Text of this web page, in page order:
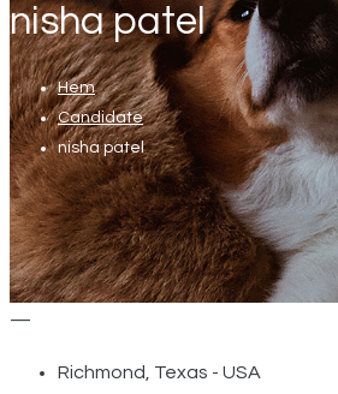
nisha patel
Hem
Candidate
nisha patel
—
Richmond, Texas - USA